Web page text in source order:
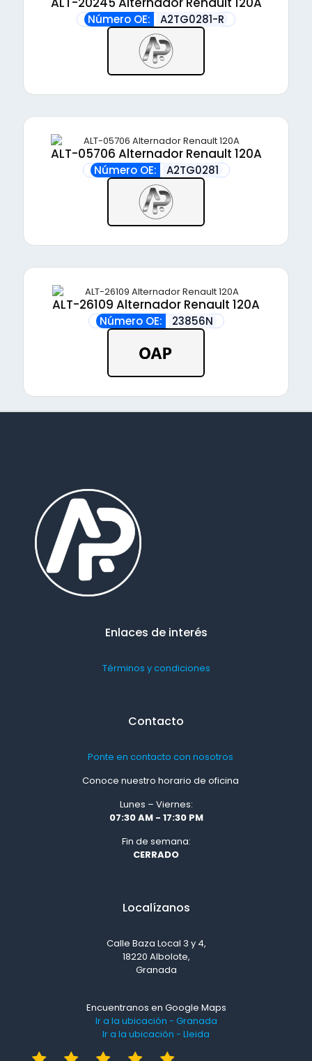
Número OE: A2TG0281-R
ALT-05706 Alternador Renault 120A
Número OE: A2TG0281
ALT-26109 Alternador Renault 120A
Número OE: 23856N
Enlaces de interés
Términos y condiciones
Contacto
Ponte en contacto con nosotros
Conoce nuestro horario de oficina
Lunes – Viernes:
07:30 AM - 17:30 PM
Fin de semana:
CERRADO
Localízanos
Calle Baza Local 3 y 4,
18220 Albolote,
Granada
Encuentranos en Google Maps
Ir a la ubicación - Granada
Ir a la ubicación - Lleida